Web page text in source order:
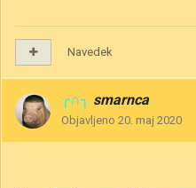
Navedek
╭∩╮ smarnca
Objavljeno 20. maj 2020